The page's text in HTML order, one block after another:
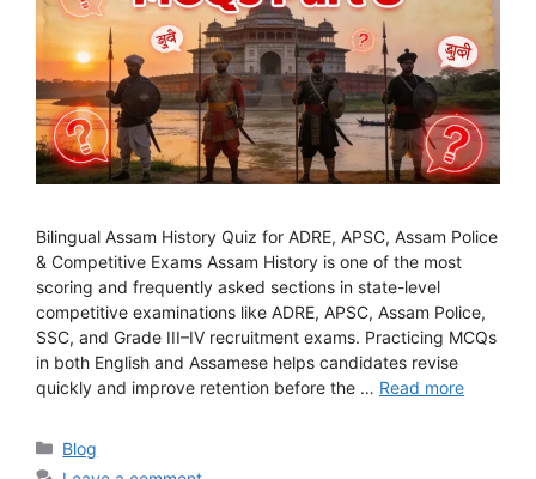
Bilingual Assam History Quiz for ADRE, APSC, Assam Police
& Competitive Exams Assam History is one of the most
scoring and frequently asked sections in state-level
competitive examinations like ADRE, APSC, Assam Police,
SSC, and Grade III–IV recruitment exams. Practicing MCQs
in both English and Assamese helps candidates revise
quickly and improve retention before the … Read more
Categories
Blog